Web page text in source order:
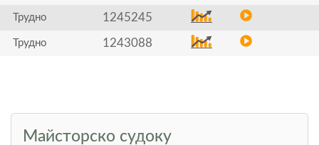
Трудно 1245245
Трудно 1243088
Майсторско судоку